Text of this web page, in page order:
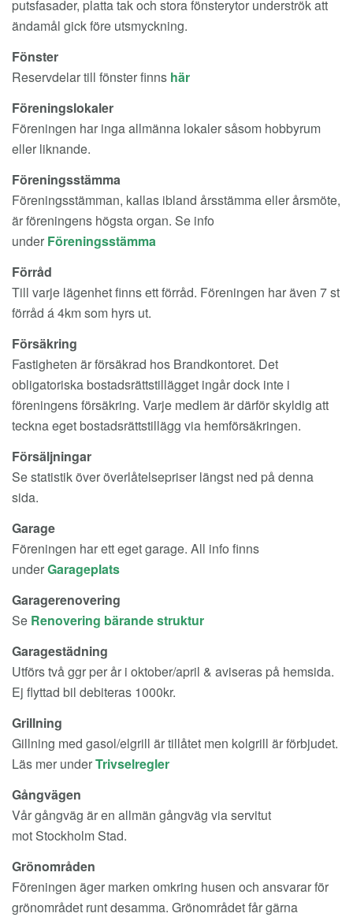
putsfasader, platta tak och stora fönsterytor underströk att
ändamål gick före utsmyckning.
Fönster
Reservdelar till fönster finns här
Föreningslokaler
Föreningen har inga allmänna lokaler såsom hobbyrum
eller liknande.
Föreningsstämma
Föreningsstämman, kallas ibland årsstämma eller årsmöte,
är föreningens högsta organ. Se info
under Föreningsstämma
Förråd
Till varje lägenhet finns ett förråd. Föreningen har även 7 st
förråd á 4km som hyrs ut.
Försäkring
Fastigheten är försäkrad hos Brandkontoret. Det
obligatoriska bostadsrättstillägget ingår dock inte i
föreningens försäkring. Varje medlem är därför skyldig att
teckna eget bostadsrättstillägg via hemförsäkringen.
Försäljningar
Se statistik över överlåtelsepriser längst ned på denna
sida.
Garage
Föreningen har ett eget garage. All info finns
underGarageplats
Garagerenovering
Se Renovering bärande struktur
Garagestädning
Utförs två ggr per år i oktober/april & aviseras på hemsida.
Ej flyttad bil debiteras 1000kr.
Grillning
Gillning med gasol/elgrill är tillåtet men kolgrill är förbjudet.
Läs mer underTrivselregler
Gångvägen
Vår gångväg är en allmän gångväg via servitut
mot Stockholm Stad.
Grönområden
Föreningen äger marken omkring husen och ansvarar för
grönområdet runt desamma. Grönområdet får gärna